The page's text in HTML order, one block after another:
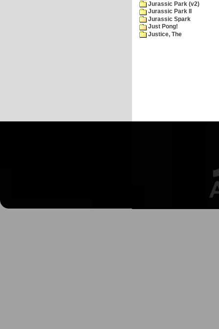
Jurassic Park (v2)
Jurassic Park II
Jurassic Spark
Just Pong!
Justice, The